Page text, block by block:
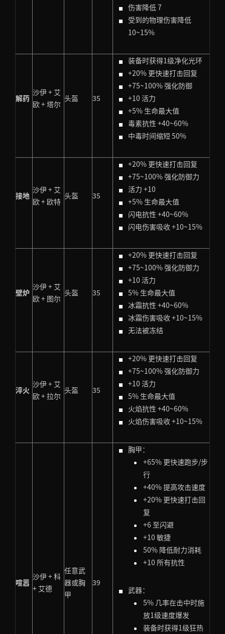
伤害降低 7
受到的物理伤害降低
10~15%
解药
沙伊 + 艾
欧 + 塔尔
头盔 35
装备时获得1级净化光环
+20% 更快速打击回复
+75~100% 强化防御
+10 活力
+5% 生命最大值
毒素抗性 +40~60%
中毒时间缩短 50%
接地
沙伊 + 艾
欧 + 欧特
头盔 35
+20% 更快速打击回复
+75~100% 强化防御力
活力 +10
+5% 生命最大值
闪电抗性 +40~60%
闪电伤害吸收 +10~15%
壁炉
沙伊 + 艾
欧 + 图尔
头盔 35
+20% 更快速打击回复
+75~100% 强化防御力
+10 活力
5% 生命最大值
冰霜抗性 +40~60%
冰霜伤害吸收 +10~15%
无法被冻结
淬火
沙伊 + 艾
欧 + 拉尔
头盔 35
+20% 更快速打击回复
+75~100% 强化防御力
+10 活力
5% 生命最大值
火焰抗性 +40~60%
火焰伤害吸收 +10~15%
喧嚣
沙伊 + 科
+ 艾德
任意武
器或胸
甲
39
胸甲：
+65% 更快速跑步/步
行
+40% 提高攻击速度
+20% 更快速打击回
复
+6 至闪避
+10 敏捷
50% 降低耐力消耗
+10 所有抗性
武器：
5% 几率在击中时施
放1级速度爆发
装备时获得1级狂热